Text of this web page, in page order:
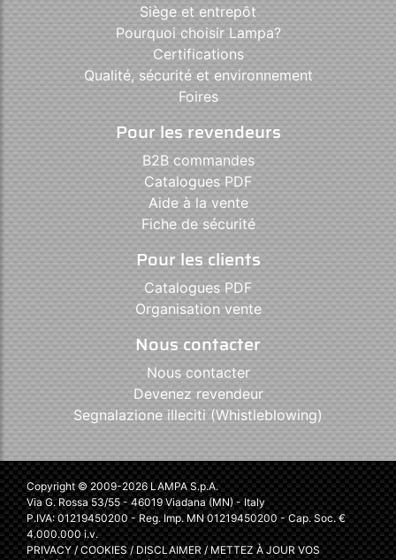
Siège et entrepôt
Pourquoi choisir Lampa?
Certifications
Qualité, sécurité et environnement
Foires
Pour les revendeurs
B2B commandes
Catalogues PDF
Aide à la vente
Fiche de sécurité
Pour les clients
Catalogues PDF
Organisation vente
Nous contacter
Nous contacter
Devenez revendeur
Segnalazione illeciti (Whistleblowing)
Copyright © 2009-2026 LAMPA S.p.A.
Via G. Rossa 53/55 - 46019 Viadana (MN) - Italy
P.IVA: 01219450200 - Reg. Imp. MN 01219450200 - Cap. Soc. €
4.000.000 i.v.
PRIVACY/COOKIES/DISCLAIMER/METTEZ À JOUR VOS